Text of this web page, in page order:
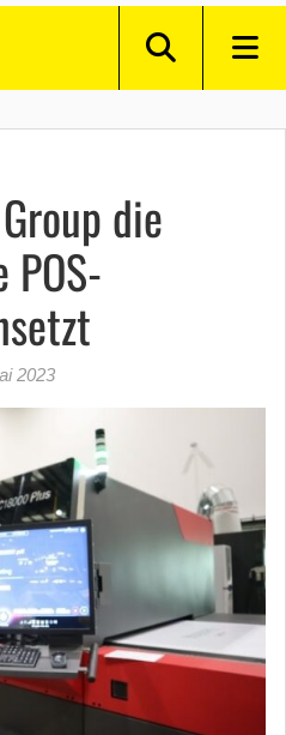
die
2023